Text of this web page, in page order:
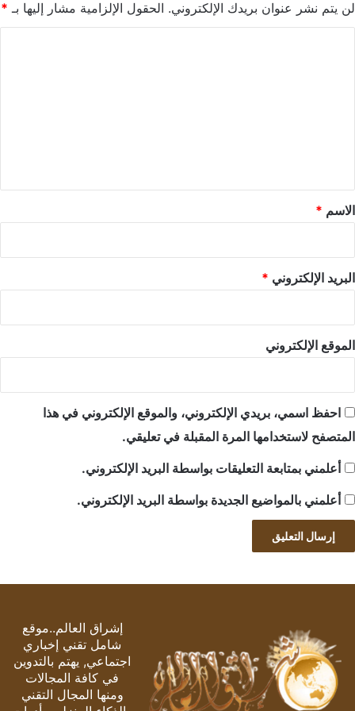
لن يتم نشر عنوان بريدك الإلكتروني. الحقول الإلزامية مشار إليها بـ *
*
الاسم *
البريد الإلكتروني *
الموقع الإلكتروني
احفظ اسمي، بريدي الإلكتروني، والموقع الإلكتروني في هذا
المتصفح لاستخدامها المرة المقبلة في تعليقي.
أعلمني بمتابعة التعليقات بواسطة البريد الإلكتروني.
أعلمني بالمواضيع الجديدة بواسطة البريد الإلكتروني.
إشراق العالم..موقع
شامل تقني إخباري
اجتماعي, يهتم بالتدوين
في كافة المجالات
ومنها المجال التقني